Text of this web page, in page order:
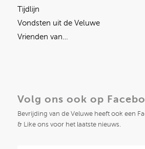
Tijdlijn
Vondsten uit de Veluwe
Vrienden van…
Volg ons ook op
Bevrijding van de Veluwe heeft ook een
& Like ons voor het laatste nieuws.